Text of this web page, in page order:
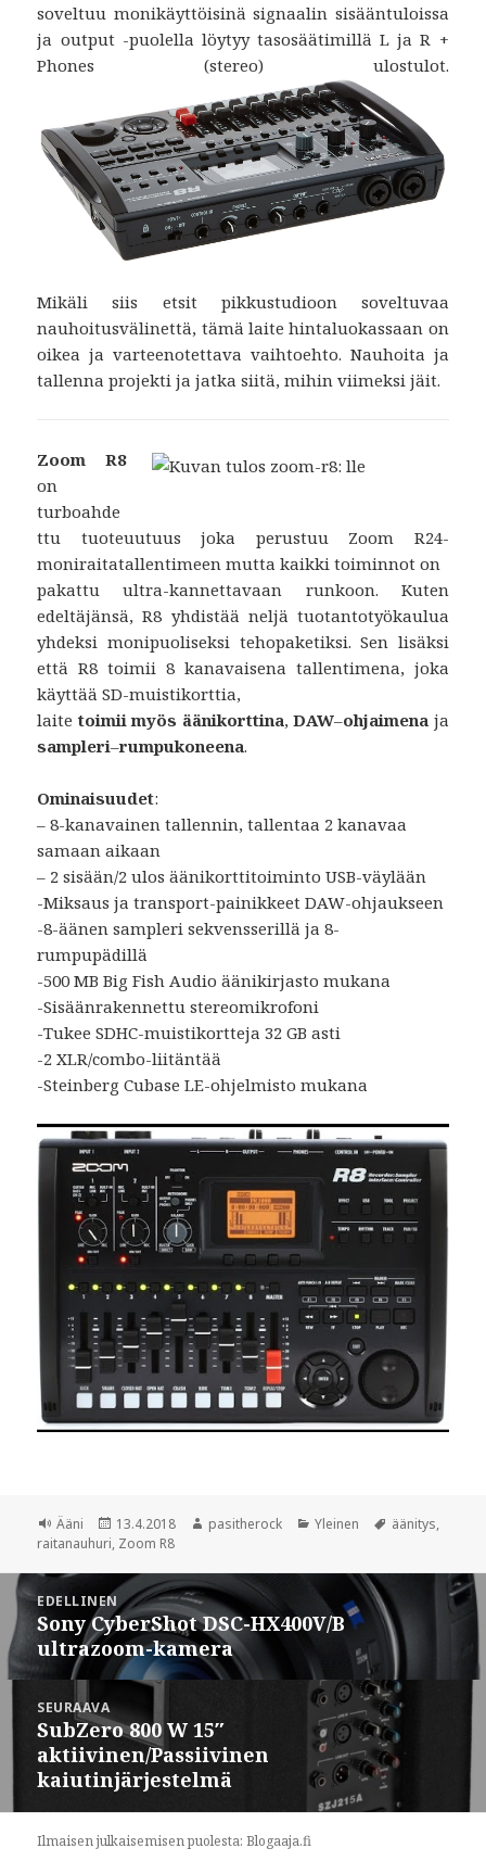
soveltuu monikäyttöisinä signaalin sisääntuloissa
ja output -puolella löytyy tasosäätimillä L ja R +
Phones (stereo) ulostulot.
Mikäli siis etsit pikkustudioon soveltuvaa
nauhoitusvälinettä, tämä laite hintaluokassaan on
oikea ja varteenotettava vaihtoehto. Nauhoita ja
tallenna projekti ja jatka siitä, mihin viimeksi jäit.
Zoom R8
on
turboahde
ttu tuoteuutuus joka perustuu Zoom R24-
moniraitatallentimeen mutta kaikki toiminnot on
pakattu ultra-kannettavaan runkoon. Kuten
edeltäjänsä, R8 yhdistää neljä tuotantotyökaulua
yhdeksi monipuoliseksi tehopaketiksi. Sen lisäksi
että R8 toimii 8 kanavaisena tallentimena, joka
käyttää SD-muistikorttia,
laitetoimii myös äänikorttina,DAW–ohjaimena ja
sampleri–rumpukoneena.
Ominaisuudet:
– 8-kanavainen tallennin, tallentaa 2 kanavaa
samaan aikaan
– 2 sisään/2 ulos äänikorttitoiminto USB-väylään
-Miksaus ja transport-painikkeet DAW-ohjaukseen
-8-äänen sampleri sekvensserillä ja 8-
rumpupädillä
-500 MB Big Fish Audio äänikirjasto mukana
-Sisäänrakennettu stereomikrofoni
-Tukee SDHC-muistikortteja 32 GB asti
-2 XLR/combo-liitäntää
-Steinberg Cubase LE-ohjelmisto mukana
Muoto
Ääni Julkaistu
13.4.2018 Kirjoittaja
pasitherock Kategoriat
Yleinen Avainsanat
äänitys,
raitanauhuri, Zoom R8
Artikkelien
selaus
EDELLINEN
Edellinen
artikkeli:
Sony CyberShot DSC-HX400V/B
ultrazoom-kamera
SEURAAVA
Seuraava
artikkeli:
SubZero 800 W 15″
aktiivinen/Passiivinen
kaiutinjärjestelmä
Ilmaisen julkaisemisen puolesta:Blogaaja.fi